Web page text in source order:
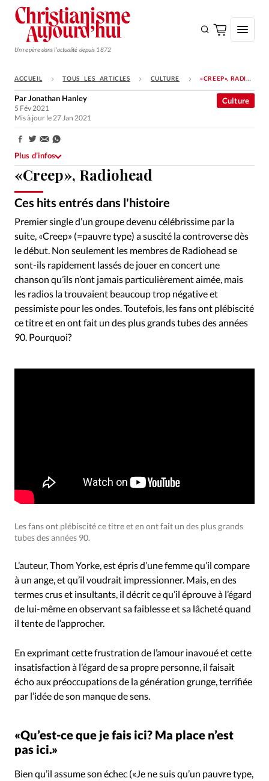
Un repère dans l'actualité depuis 1872
S'ABONNER
Monde
Opinions
Tous les articles
Faire un don
Emploi
Se connecter
Édition: Internationale
Devise:CHF
RUBRIQUES
Tous les articles
Actualité chrétienne
Actualité internationale
ACCUEIL TOUS LES ARTICLES CULTURE «CREEP», RADIOHEAD
«Creep», Radiohead
Ces hits entrés dans l'histoire
Culture
ParJonathan Hanley
5 Fév 2021
Mis à jour le 27 Jan 2021
Partager:
Plus d’infos
Premier single d’un groupe devenu célébrissime par la
suite, «Creep» (=pauvre type) a suscité la controverse dès
le début. Non seulement les membres de Radiohead se
sont-ils rapidement lassés de jouer en concert une
chanson qu’ils n’ont jamais particulièrement aimée, mais
les radios la trouvaient beaucoup trop négative et
pessimiste pour les ondes. Toutefois, les fans ont plébiscité
ce titre et en ont fait un des plus grands tubes des années
90. Pourquoi?
Les fans ont plébiscité ce titre et en ont fait un des plus grands
tubes des années 90.
L’auteur, Thom Yorke, est épris d’une femme qu’il compare
à un ange, et qu’il voudrait impressionner. Mais, en des
termes crus et insultants, il décrit ce qu’il éprouve à l’égard
de lui-même en observant sa faiblesse et sa lâcheté quand
il tente de l’approcher.
En exprimant cette frustration de l’amour inavoué et cette
insatisfaction à l’égard de sa propre personne, il faisait
écho aux préoccupations de la génération grunge, terrifiée
par l’idée de son manque de sens.
«Qu’est-ce que je fais ici? Ma place n’est
pas ici.»
Bien qu’il assume son échec («Je ne suis qu’un pauvre type,